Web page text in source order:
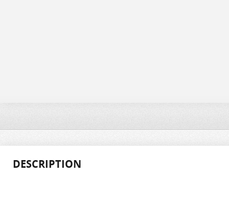
DESCRIPTION